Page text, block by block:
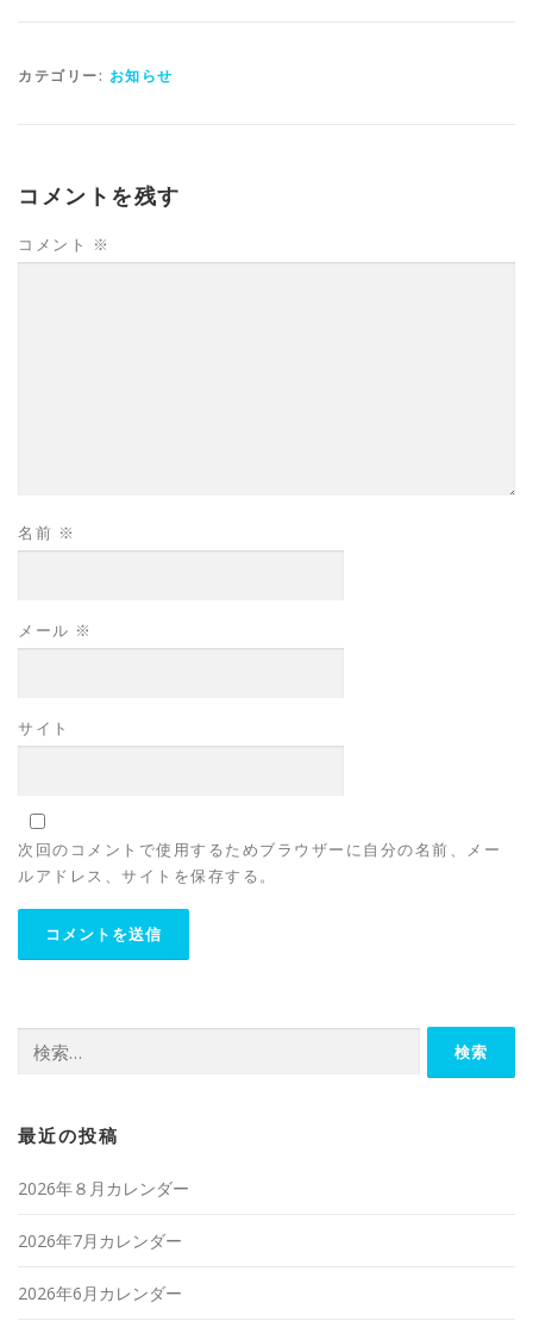
カテゴリー: お知らせ
コメントを残す
コメント ※
名前 ※
メール ※
サイト
次回のコメントで使用するためブラウザーに自分の名前、メー
ルアドレス、サイトを保存する。
索:
最近の投稿
2026年８月カレンダー
2026年7月カレンダー
2026年6月カレンダー